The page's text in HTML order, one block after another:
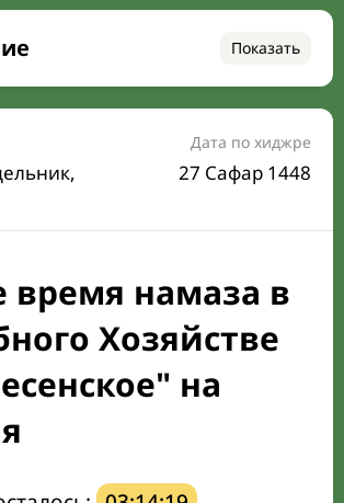
Показать
на сегодня
месяц
и Ифтара на сегодня
киблы
Дата по хиджре
27 Сафар 1448
время намаза в
Хозяйстве
на